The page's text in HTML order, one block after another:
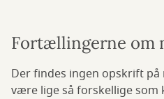
Fortællingerne om
Der findes ingen opskrift
være lige så forskellige som